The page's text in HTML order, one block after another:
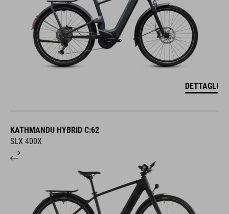
DETTAGLI
KATHMANDU HYBRID C:62
SLX 400X